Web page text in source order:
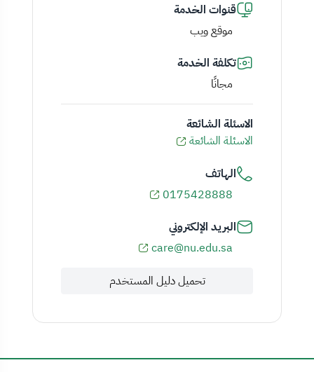
قنوات الخدمة
موقع ويب
تكلفة الخدمة
مجانًا
الاسئلة الشائعة
الاسئلة الشائعة
الهاتف
0175428888
البريد الإلكتروني
care@nu.edu.sa
تحميل دليل المستخدم